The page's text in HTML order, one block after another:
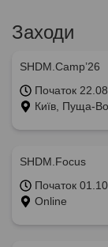
Заходи
SHDM.Camp’26
Початок
Київ, Пуща-
SHDM.Focus
Початок
Online